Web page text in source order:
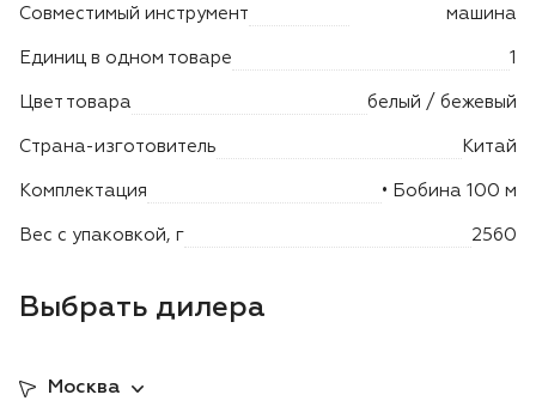
Совместимый инструмент
машина
Единиц в одном товаре 1
Цвет товара белый / бежевый
Страна-изготовитель Китай
Комплектация • Бобина 100 м
Вес с упаковкой, г 2560
Выбрать дилера
Москва